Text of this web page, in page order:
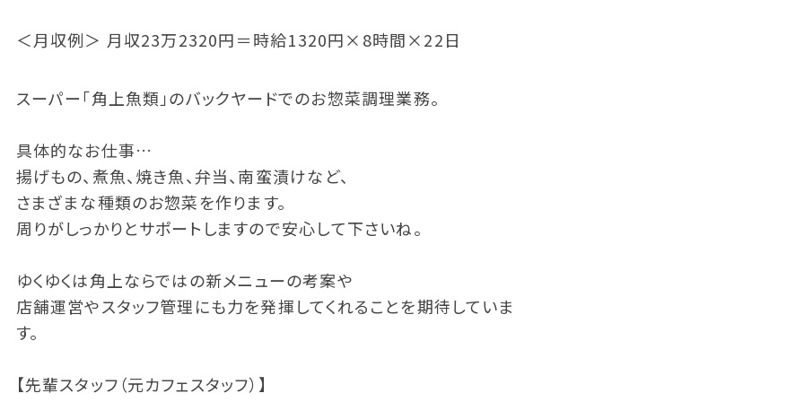
＜月収例＞ 月収23万2320円＝時給1320円×8時間×22日
スーパー「角上魚類」のバックヤードでのお惣菜調理業務。
具体的なお仕事…
揚げもの、煮魚、焼き魚、弁当、南蛮漬けなど、
さまざまな種類のお惣菜を作ります。
周りがしっかりとサポートしますので安心して下さいね。
ゆくゆくは角上ならではの新メニューの考案や
店舗運営やスタッフ管理にも力を発揮してくれることを期待していま
す。
【先輩スタッフ（元カフェスタッフ）】